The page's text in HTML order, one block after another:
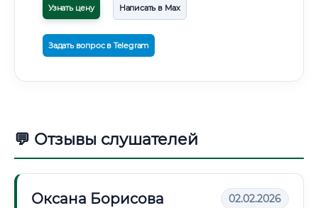
Узнать цену Написать в Max
Задать вопрос в Telegram
💬 Отзывы слушателей
Оксана Борисова 02.02.2026